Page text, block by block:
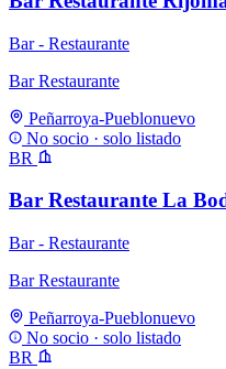
Bar - Restaurante
Bar Restaurante
Peñarroya-Pueblonuevo
No socio · solo listado
BR
Bar Restaurante La
Bar - Restaurante
Bar Restaurante
Peñarroya-Pueblonuevo
No socio · solo listado
BR